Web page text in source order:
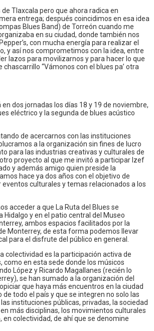
Tlaxcala pero que ahora radica en
entrega; después coincidimos en esa idea
Blues Band) de Torreón cuando me
en su ciudad, donde también nos
con mucha energía para realizar el
y así nos comprometimos con la idea, entre
lazos para movilizarnos y para hacer lo que
chascarrillo “Vámonos con el blues pa’ otra
dos jornadas los días 18 y 19 de noviembre,
eléctrico y la segunda de blues acústico
de acercarnos con las instituciones
a la organización sin fines de lucro
para las industrias creativas y culturales de
proyecto al que me invitó a participar Izef
y además amigo quien preside la
hace ya dos años con el objetivo de
culturales y temas relacionados a los
acceder a que La Ruta del Blues se
Hidalgo y en el patio central del Museo
ambos espacios facilitados por la
Monterrey, de esta forma podemos llevar
para el disfrute del público en general.
colectividad es la participación activa de
como en esta sede donde los músicos
López y Ricardo Magallanes (recién lo
se han sumado a la organización del
que haya más encuentros en la ciudad
de todo el país y que se integren no solo las
instituciones públicas, privadas, la sociedad
más disciplinas, los movimientos culturales
en colectividad, de ahí que se denomine